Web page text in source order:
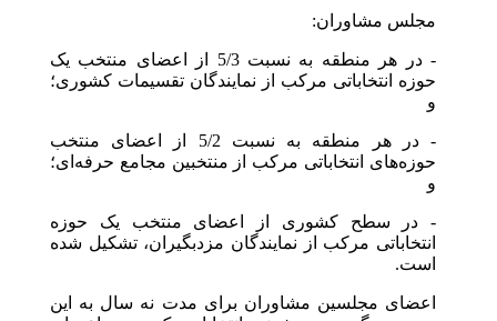
مجلس مشاوران:
- در هر منطقه به نسبت 5/3 از اعضای منتخب یک
حوزه انتخاباتی مرکب از نمایندگان تقسیمات کشوری؛
- در هر منطقه به نسبت 5/2 از اعضای منتخب
حوزه‌های انتخاباتی مرکب از منتخبین مجامع حرفه‌ای؛
- در سطح کشوری از اعضای منتخب یک حوزه
انتخاباتی مرکب از نمایندگان مزدبگیران، تشکیل شده
است.
اعضای مجلسین مشاوران برای مدت نه سال به این